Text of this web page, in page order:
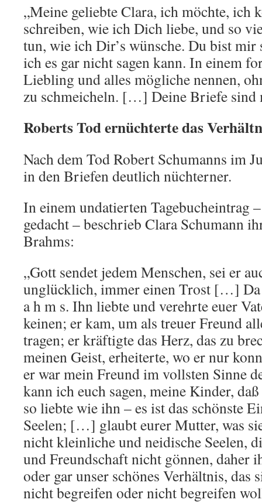
„Meine geliebte Clara, ich möchte, ich
schreiben, wie ich Dich liebe, und so
tun, wie ich Dir’s wünsche. Du bist mir
ich es gar nicht sagen kann. In einem
Liebling und alles mögliche nennen,
zu schmeicheln. […] Deine Briefe sind
Roberts Tod ernüchterte das
Nach dem Tod Robert Schumanns im
in den Briefen deutlich nüchterner.
In einem undatierten Tagebucheintrag
gedacht – beschrieb Clara Schumann
Brahms:
„Gott sendet jedem Menschen, sei er
unglücklich, immer einen Trost […] Da
a h m s. Ihn liebte und verehrte euer
keinen; er kam, um als treuer Freund
tragen; er kräftigte das Herz, das zu
meinen Geist, erheiterte, wo er nur
er war mein Freund im vollsten Sinne
kann ich euch sagen, meine Kinder,
so liebte wie ihn – es ist das schönste
Seelen; […] glaubt eurer Mutter, was
nicht kleinliche und neidische Seelen,
und Freundschaft nicht gönnen, daher
oder gar unser schönes Verhältnis, das
nicht begreifen oder nicht begreifen